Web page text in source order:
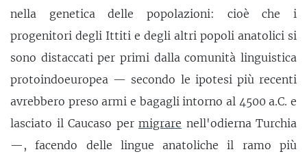
nella genetica delle popolazioni: cioè che i
progenitori degli Ittiti e degli altri popoli anatolici si
sono distaccati per primi dalla comunità linguistica
protoindoeuropea — secondo le ipotesi più recenti
avrebbero preso armi e bagagli intorno al 4500 a.C. e
lasciato il Caucaso per migrare nell'odierna Turchia
—, facendo delle lingue anatoliche il ramo più